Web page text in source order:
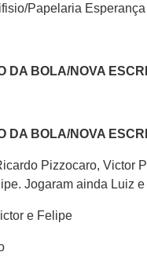
Papelaria
DA BOLA/NOVA
DA BOLA/NOVA
Pizzocaro, Victor
Jogaram ainda Luiz
e Felipe